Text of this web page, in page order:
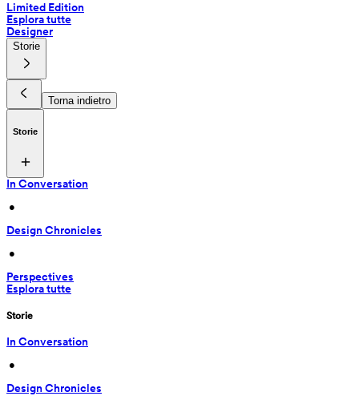
Limited Edition
Esplora tutte
Designer
Storie
Torna indietro
Storie
In Conversation
•
Design Chronicles
•
Perspectives
Esplora tutte
Storie
In Conversation
•
Design Chronicles